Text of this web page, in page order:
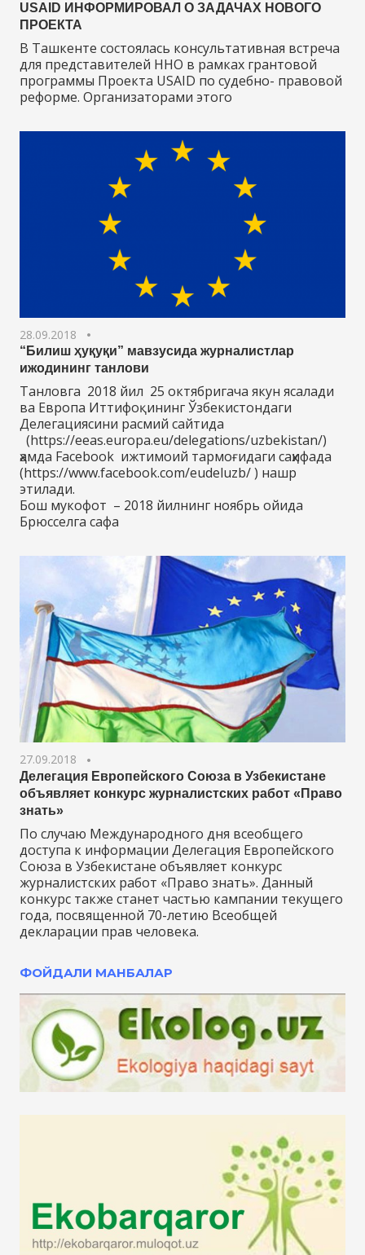
USAID ИНФОРМИРОВАЛ О ЗАДАЧАХ НОВОГО
ПРОЕКТА
В Ташкенте состоялась консультативная встреча
для представителей ННО в рамках грантовой
программы Проекта USAID по судебно- правовой
реформе. Организаторами этого
28.09.2018
“Билиш ҳуқуқи” мавзусида журналистлар
ижодининг танлови
Танловга 2018 йил 25 октябригача якун ясалади
ва Европа Иттифоқининг Ўзбекистондаги
Делегациясини расмий сайтида
(https://eeas.europa.eu/delegations/uzbekistan/)
ҳамда Facebook ижтимоий тармоғидаги саҳифада
(https://www.facebook.com/eudeluzb/ ) нашр
этилади.
Бош мукофот – 2018 йилнинг ноябрь ойида
Брюсселга сафа
27.09.2018
Делегация Европейского Союза в Узбекистане
объявляет конкурс журналистских работ «Право
знать»
По случаю Международного дня всеобщего
доступа к информации Делегация Европейского
Союза в Узбекистане объявляет конкурс
журналистских работ «Право знать». Данный
конкурс также станет частью кампании текущего
года, посвященной 70-летию Всеобщей
декларации прав человека.
ФОЙДАЛИ МАНБАЛАР